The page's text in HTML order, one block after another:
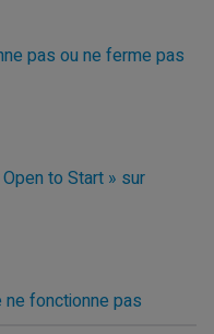
pas ou ne ferme pas
to Start » sur
fonctionne pas